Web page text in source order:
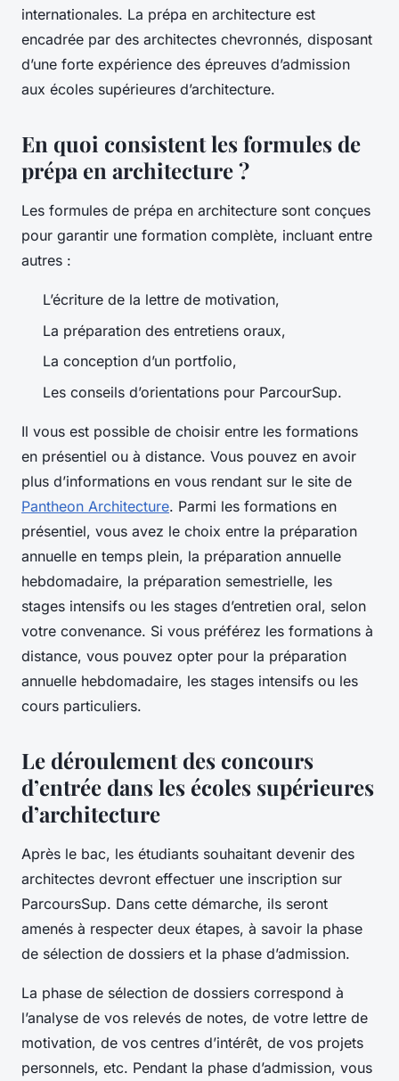
internationales. La prépa en architecture est
encadrée par des architectes chevronnés, disposant
d’une forte expérience des épreuves d’admission
aux écoles supérieures d’architecture.
En quoi consistent les formules de
prépa en architecture ?
Les formules de prépa en architecture sont conçues
pour garantir une formation complète, incluant entre
autres :
L’écriture de la lettre de motivation,
La préparation des entretiens oraux,
La conception d’un portfolio,
Les conseils d’orientations pour ParcourSup.
Il vous est possible de choisir entre les formations
en présentiel ou à distance. Vous pouvez en avoir
plus d’informations en vous rendant sur le site de
Pantheon Architecture. Parmi les formations en
présentiel, vous avez le choix entre la préparation
annuelle en temps plein, la préparation annuelle
hebdomadaire, la préparation semestrielle, les
stages intensifs ou les stages d’entretien oral, selon
votre convenance. Si vous préférez les formations à
distance, vous pouvez opter pour la préparation
annuelle hebdomadaire, les stages intensifs ou les
cours particuliers.
Le déroulement des concours
d’entrée dans les écoles supérieures
d’architecture
Après le bac, les étudiants souhaitant devenir des
architectes devront effectuer une inscription sur
ParcoursSup. Dans cette démarche, ils seront
amenés à respecter deux étapes, à savoir la phase
de sélection de dossiers et la phase d’admission.
La phase de sélection de dossiers correspond à
l’analyse de vos relevés de notes, de votre lettre de
motivation, de vos centres d’intérêt, de vos projets
personnels, etc. Pendant la phase d’admission, vous